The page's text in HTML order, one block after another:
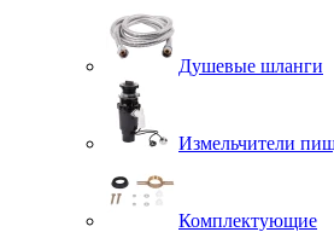
Душевые шланги
Измельчители
Комплектующие